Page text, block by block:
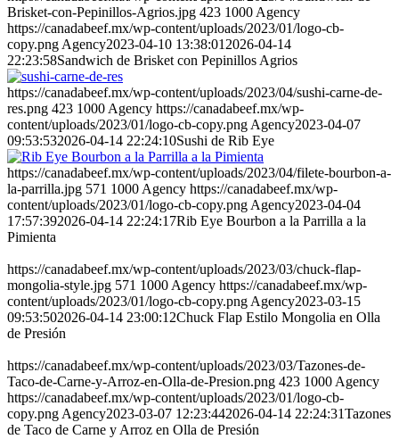
Brisket-con-Pepinillos-Agrios.jpg 423 1000 Agency
https://canadabeef.mx/wp-content/uploads/2023/01/logo-cb-
copy.png Agency2023-04-10 13:38:01 2026-04-14
22:23:58Sandwich de Brisket con Pepinillos Agrios
https://canadabeef.mx/wp-content/uploads/2023/04/sushi-carne-de-
res.png 423 1000 Agency https://canadabeef.mx/wp-
content/uploads/2023/01/logo-cb-copy.png Agency2023-04-07
09:53:532026-04-14 22:24:10Sushi de Rib Eye
https://canadabeef.mx/wp-content/uploads/2023/04/filete-bourbon-a-
la-parrilla.jpg 571 1000 Agency https://canadabeef.mx/wp-
content/uploads/2023/01/logo-cb-copy.png Agency2023-04-04
17:57:392026-04-14 22:24:17Rib Eye Bourbon a la Parrilla a la
Pimienta
https://canadabeef.mx/wp-content/uploads/2023/03/chuck-flap-
mongolia-style.jpg 571 1000 Agency https://canadabeef.mx/wp-
content/uploads/2023/01/logo-cb-copy.png Agency2023-03-15
09:53:502026-04-14 23:00:12Chuck Flap Estilo Mongolia en Olla
de Presión
https://canadabeef.mx/wp-content/uploads/2023/03/Tazones-de-
Taco-de-Carne-y-Arroz-en-Olla-de-Presion.png 423 1000 Agency
https://canadabeef.mx/wp-content/uploads/2023/01/logo-cb-
copy.png Agency2023-03-07 12:23:442026-04-14 22:24:31Tazones
de Taco de Carne y Arroz en Olla de Presión